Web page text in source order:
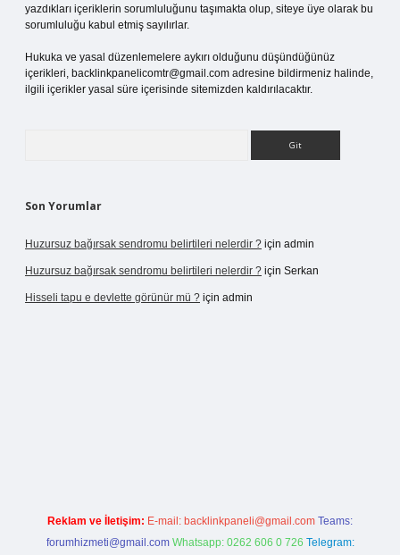
yazdıkları içeriklerin sorumluluğunu taşımakta olup, siteye üye olarak bu
sorumluluğu kabul etmiş sayılırlar.
Hukuka ve yasal düzenlemelere aykırı olduğunu düşündüğünüz
içerikleri, backlinkpanelicomtr@gmail.com adresine bildirmeniz halinde,
ilgili içerikler yasal süre içerisinde sitemizden kaldırılacaktır.
Son Yorumlar
Huzursuz bağırsak sendromu belirtileri nelerdir ? için admin
Huzursuz bağırsak sendromu belirtileri nelerdir ? için Serkan
Hisseli tapu e devlette görünür mü ? için admin
Reklam ve İletişim: E-mail: backlinkpaneli@gmail.com Teams:
forumhizmeti@gmail.com Whatsapp: 0262 606 0 726 Telegram: